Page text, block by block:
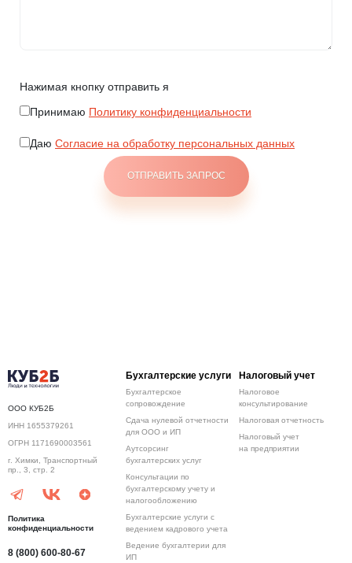
Нажимая кнопку отправить я
Принимаю Политику конфиденциальности
Даю Согласие на обработку персональных данных
ООО КУБ2Б
ИНН 1655379261
ОГРН 1171690003561
г. Химки, Транспортный
пр., 3, стр. 2
Политика
конфиденциальности
8 (800) 600-80-67
Бухгалтерские услуги
Бухгалтерское
сопровождение
Сдача нулевой отчетности
для ООО и ИП
Аутсорсинг
бухгалтерских услуг
Консультации по
бухгалтерскому учету и
налогообложению
Бухгалтерские услуги с
ведением кадрового учета
Ведение бухгалтерии для
ИП
Налоговый учет
Налоговое
консультирование
Налоговая отчетность
Налоговый учет
на предприятии